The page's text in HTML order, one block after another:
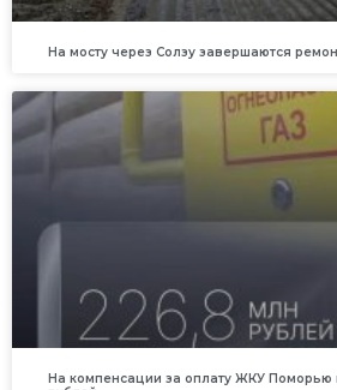
На мосту через Солзу завершаются
На компенсации за оплату ЖКУ Поморью